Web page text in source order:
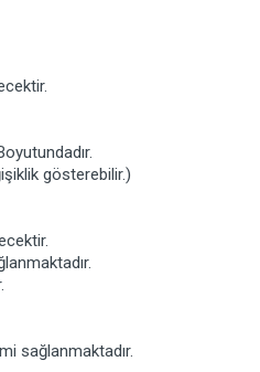
gösterebilir.)
sağlanmaktadır.